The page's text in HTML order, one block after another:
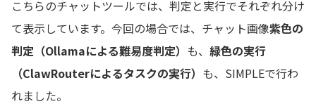
こちらのチャットツールでは、判定と実行でそれぞれ分け
て表示しています。今回の場合では、チャット画像紫色の
判定（Ollamaによる難易度判定） も、 緑色の実行
（ClawRouterによるタスクの実行） も、SIMPLEで行わ
れました。